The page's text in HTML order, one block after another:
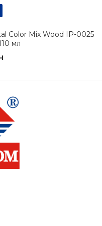
Color Mix Wood IР-0025
мл